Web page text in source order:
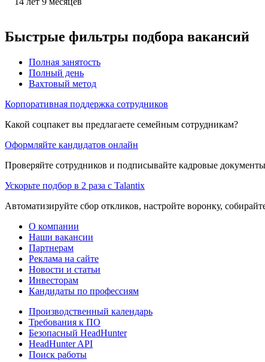
Быстрые фильтры подбора вакансий
Полная занятость
Полный день
Вахтовый метод
Корпоративная поддержка сотрудников
Какой соцпакет вы предлагаете семейным сотрудникам?
Оформляйте кандидатов онлайн
Проверяйте сотрудников и подписывайте кадровые
Ускорьте подбор в 2 раза с Talantix
Автоматизируйте сбор откликов, настройте воронку,
О компании
Наши вакансии
Партнерам
Реклама на сайте
Новости и статьи
Инвесторам
Кандидаты по профессиям
Производственный календарь
Требования к ПО
Безопасный HeadHunter
HeadHunter API
Поиск работы